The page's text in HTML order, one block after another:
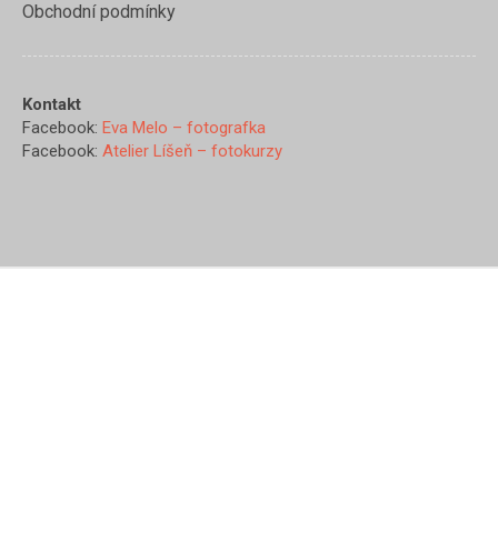
Obchodní podmínky
Kontakt
Facebook: Eva Melo – fotografka
Facebook: Atelier Líšeň – fotokurzy